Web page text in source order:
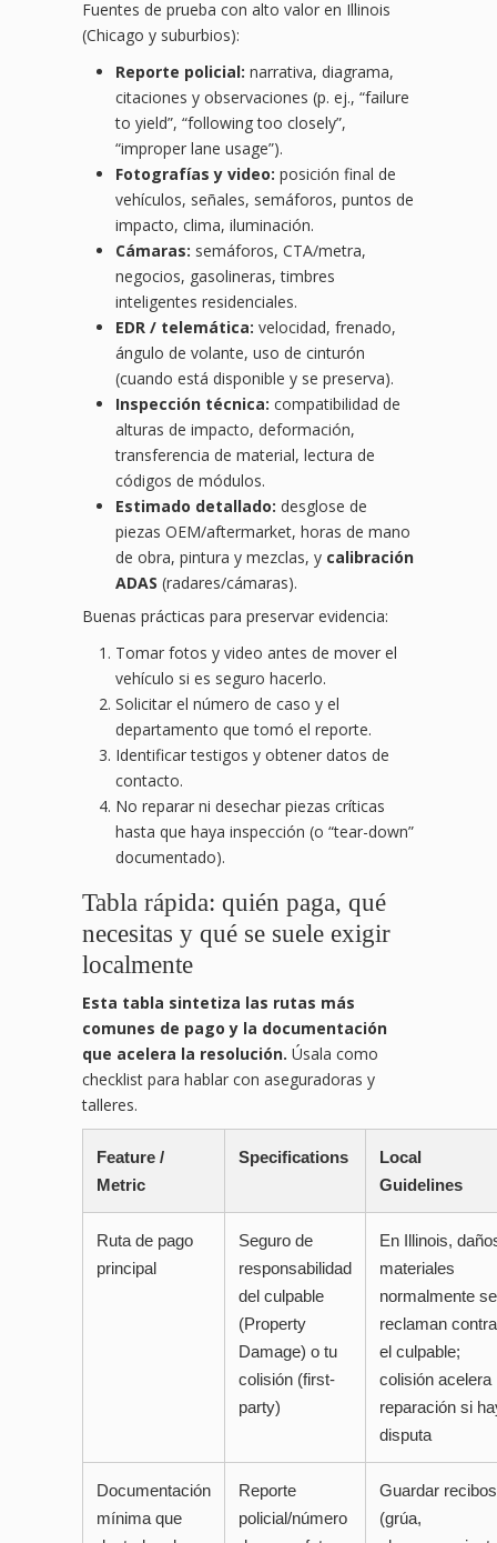
Fuentes de prueba con alto valor en Illinois
(Chicago y suburbios):
Reporte policial: narrativa, diagrama,
citaciones y observaciones (p. ej., “failure
to yield”, “following too closely”,
“improper lane usage”).
Fotografías y video: posición final de
vehículos, señales, semáforos, puntos de
impacto, clima, iluminación.
Cámaras: semáforos, CTA/metra,
negocios, gasolineras, timbres
inteligentes residenciales.
EDR / telemática: velocidad, frenado,
ángulo de volante, uso de cinturón
(cuando está disponible y se preserva).
Inspección técnica: compatibilidad de
alturas de impacto, deformación,
transferencia de material, lectura de
códigos de módulos.
Estimado detallado: desglose de
piezas OEM/aftermarket, horas de mano
de obra, pintura y mezclas, y calibración
ADAS (radares/cámaras).
Buenas prácticas para preservar evidencia:
Tomar fotos y video antes de mover el
vehículo si es seguro hacerlo.
Solicitar el número de caso y el
departamento que tomó el reporte.
Identificar testigos y obtener datos de
contacto.
No reparar ni desechar piezas críticas
hasta que haya inspección (o “tear-down”
documentado).
Tabla rápida: quién paga, qué
necesitas y qué se suele exigir
localmente
Esta tabla sintetiza las rutas más
comunes de pago y la documentación
que acelera la resolución. Úsala como
checklist para hablar con aseguradoras y
talleres.
Feature /
Metric
Specifications
Local
Guidelines
Ruta de pago
principal
Seguro de
responsabilidad
del culpable
(Property
Damage) o tu
colisión (first-
party)
En Illinois,
materiales
normalmente se
reclaman contra
el culpable;
colisión acelera
reparación si
disputa
Documentación
mínima que
Reporte
policial/número
Guardar recibos
(grúa,